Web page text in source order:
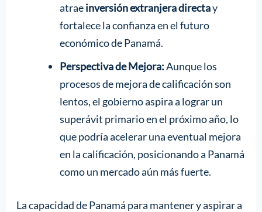
atraeinversión extranjera directay
fortalece la confianza en el futuro
económico de Panamá.
Perspectiva de Mejora:Aunque los
procesos de mejora de calificación son
lentos, el gobierno aspira a lograr un
superávit primario en el próximo año, lo
que podría acelerar una eventual mejora
en la calificación, posicionando a Panamá
como un mercado aún más fuerte.
La capacidad de Panamá para mantener y aspirar a